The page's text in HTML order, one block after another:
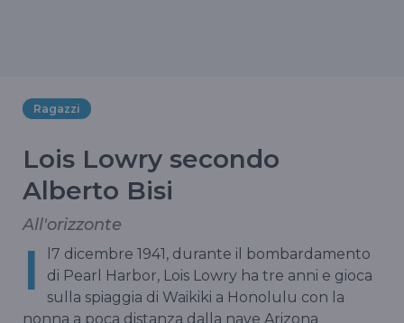
Ragazzi
Lois Lowry secondo
Alberto Bisi
All'orizzonte
I
l7 dicembre 1941, durante il bombardamento
di Pearl Harbor, Lois Lowry ha tre anni e gioca
sulla spiaggia di Waikiki a Honolulu con la
nonna a poca distanza dalla nave Arizona